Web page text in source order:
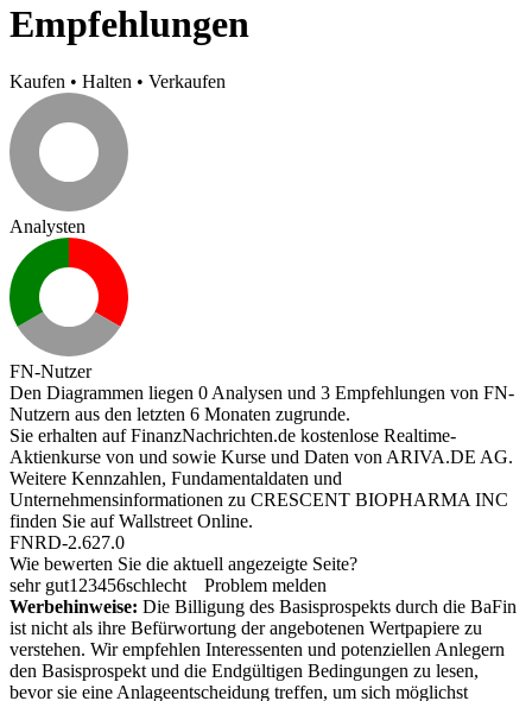
Empfehlungen
Kaufen • Halten • Verkaufen
Analysten
FN-Nutzer
Den Diagrammen liegen 0 Analysen und 3 Empfehlungen von FN-
Nutzern aus den letzten 6 Monaten zugrunde.
Sie erhalten auf FinanzNachrichten.de kostenlose Realtime-
Aktienkurse von und sowie Kurse und Daten von ARIVA.DE AG.
Weitere Kennzahlen, Fundamentaldaten und
Unternehmensinformationen zu CRESCENT BIOPHARMA INC
finden Sie aufWallstreet Online.
FNRD-2.627.0
Wie bewerten Sie die aktuell angezeigte Seite?
sehr gut1 23456schlecht
Problem melden
Werbehinweise: Die Billigung des Basisprospekts durch die BaFin
ist nicht als ihre Befürwortung der angebotenen Wertpapiere zu
verstehen. Wir empfehlen Interessenten und potenziellen Anlegern
den Basisprospekt und die Endgültigen Bedingungen zu lesen,
bevor sie eine Anlageentscheidung treffen, um sich möglichst